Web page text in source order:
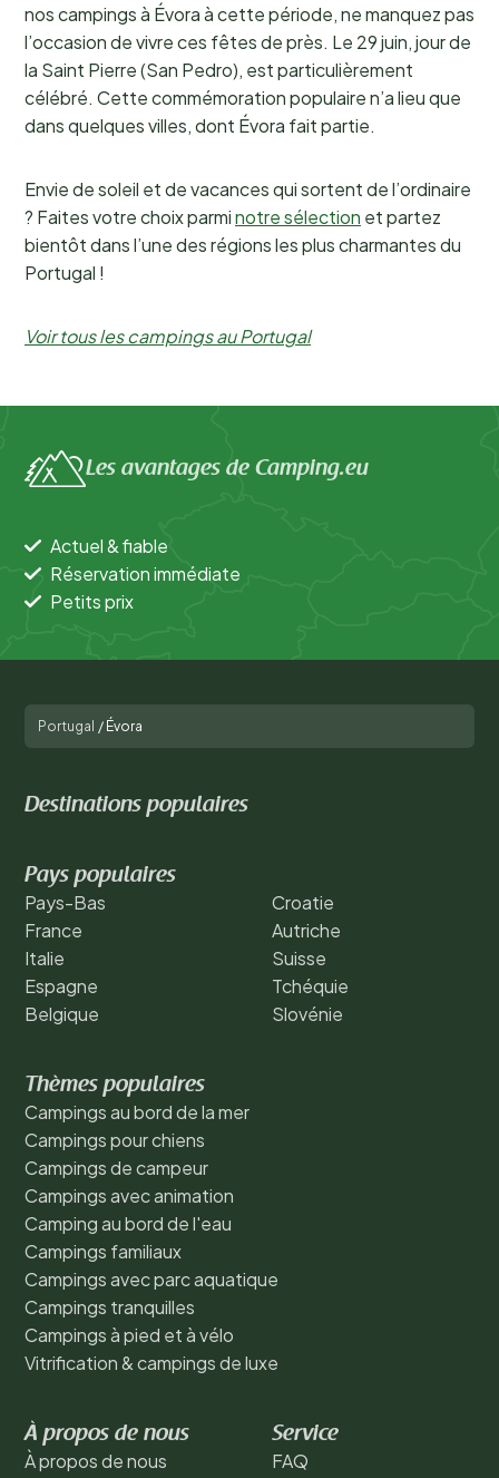
nos campings à Évora à cette période, ne manquez pas
l’occasion de vivre ces fêtes de près. Le 29 juin, jour de
la Saint Pierre (San Pedro), est particulièrement
célébré. Cette commémoration populaire n’a lieu que
dans quelques villes, dont Évora fait partie.
Envie de soleil et de vacances qui sortent de l’ordinaire
? Faites votre choix parminotre sélection et partez
bientôt dans l’une des régions les plus charmantes du
Portugal !
Voir tous les campings au Portugal
Les avantages de Camping.eu
Actuel & fiable
Réservation immédiate
Petits prix
Portugal / Évora
Destinations populaires
Pays populaires
Pays-Bas
France
Italie
Espagne
Belgique
Croatie
Autriche
Suisse
Tchéquie
Slovénie
Thèmes populaires
Campings au bord de la mer
Campings pour chiens
Campings de campeur
Campings avec animation
Camping au bord de l'eau
Campings familiaux
Campings avec parc aquatique
Campings tranquilles
Campings à pied et à vélo
Vitrification & campings de luxe
À propos de nous
À propos de nous
Service
FAQ